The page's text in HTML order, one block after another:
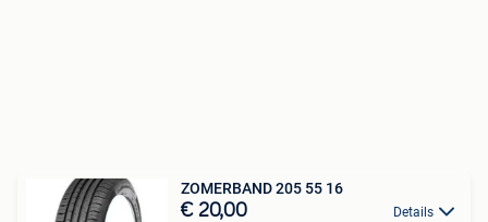
ZOMERBAND 205 55 16
€ 20,00 Details